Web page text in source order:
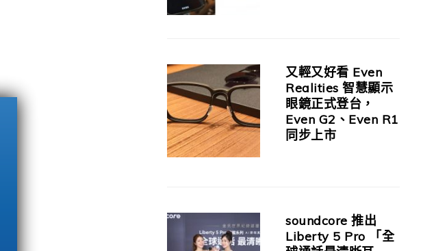
又輕又好看 Even
Realities 智慧顯示
眼鏡正式登台，
Even G2、Even R1
同步上市
soundcore 推出
Liberty 5 Pro 「全